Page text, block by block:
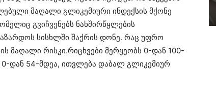
მაღალი გლიკემიური ინდექსის მქონე
გვიჩვენებს ნახშირწყლების
სისხლში შაქრის დონე. რაც უფრო
მაღალი რისკი.რიცხვები მერყეობს 0-დან 100-
0-დან 54-მდეა, ითვლება დაბალ გლიკემიურ